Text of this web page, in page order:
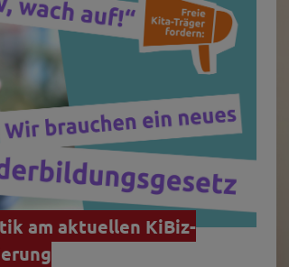
am aktuellen KiBiz-